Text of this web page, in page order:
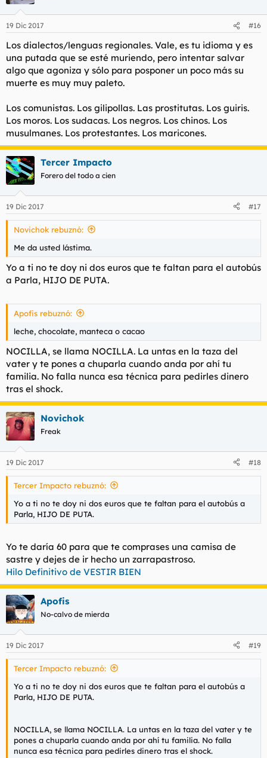
19 Dic 2017 #16
Los dialectos/lenguas regionales. Vale, es tu idioma y es
una putada que se esté muriendo, pero intentar salvar
algo que agoniza y sólo para posponer un poco más su
muerte es muy muy paleto.
Los comunistas. Los gilipollas. Las prostitutas. Los guiris.
Los moros. Los sudacas. Los negros. Los chinos. Los
musulmanes. Los protestantes. Los maricones.
Tercer Impacto
Forero del todo a cien
19 Dic 2017 #17
Novichok rebuznó:
Me da usted lástima.
Yo a ti no te doy ni dos euros que te faltan para el autobús
a Parla, HIJO DE PUTA.
Apofis rebuznó:
leche, chocolate, manteca o cacao
NOCILLA, se llama NOCILLA. La untas en la taza del
vater y te pones a chuparla cuando anda por ahí tu
familia. No falla nunca esa técnica para pedirles dinero
tras el shock.
Novichok
Freak
19 Dic 2017 #18
Tercer Impacto rebuznó:
Yo a ti no te doy ni dos euros que te faltan para el autobús a
Parla, HIJO DE PUTA.
Yo te daría 60 para que te comprases una camisa de
sastre y dejes de ir hecho un zarrapastroso.
Hilo Definitivo de VESTIR BIEN
Apofis
No-calvo de mierda
19 Dic 2017 #19
Tercer Impacto rebuznó:
Yo a ti no te doy ni dos euros que te faltan para el autobús a
Parla, HIJO DE PUTA.
NOCILLA, se llama NOCILLA. La untas en la taza del vater y te
pones a chuparla cuando anda por ahí tu familia. No falla
nunca esa técnica para pedirles dinero tras el shock.